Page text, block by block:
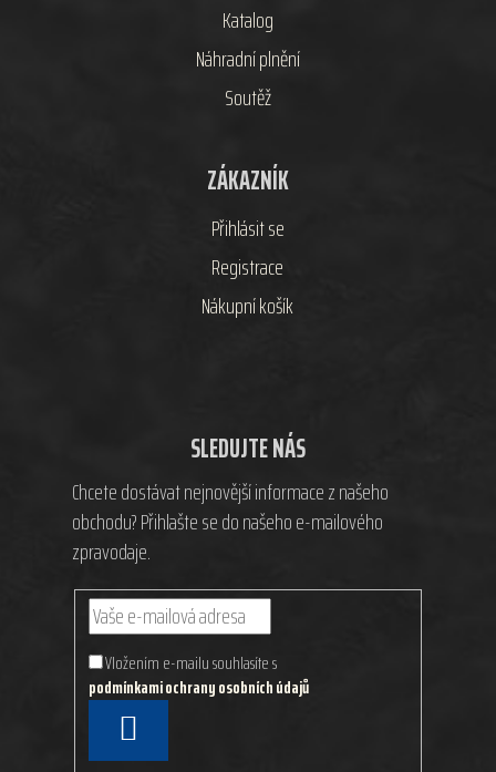
Katalog
Náhradní plnění
Soutěž
ZÁKAZNÍK
Přihlásit se
Registrace
Nákupní košík
SLEDUJTE NÁS
Chcete dostávat nejnovější informace z našeho
obchodu? Přihlašte se do našeho e-mailového
zpravodaje.
Vložením e-mailu souhlasíte s
podmínkami ochrany osobních údajů
SE